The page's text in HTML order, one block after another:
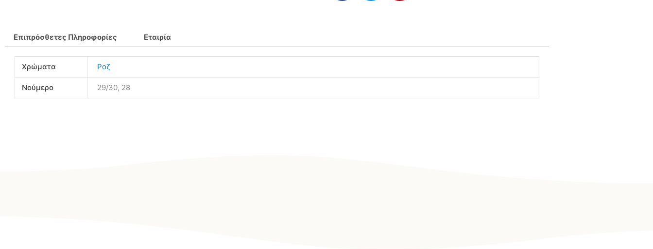
Επιπρόσθετες Πληροφορίες Εταιρία
Χρώματα Ροζ
Νούμερο 29/30, 28